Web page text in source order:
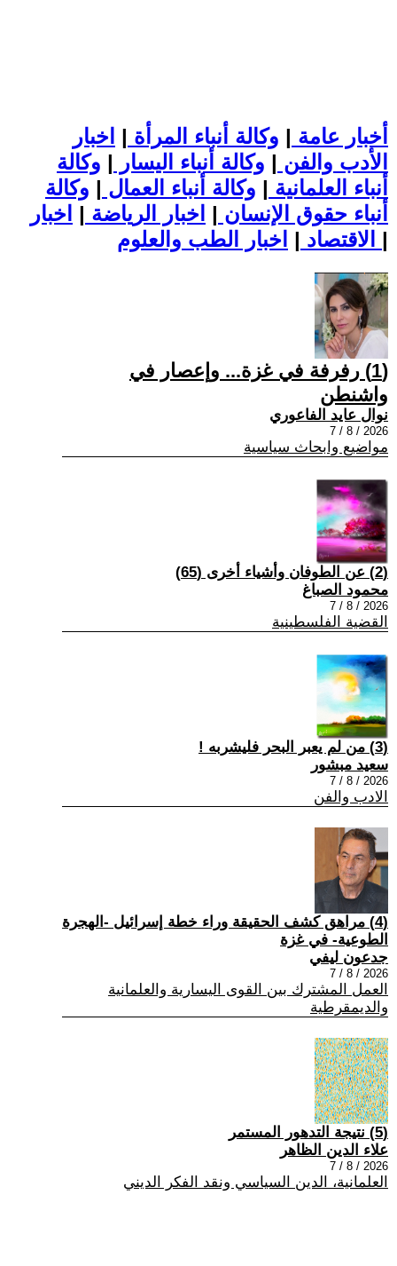
أخبار عامة | وكالة أنباء المرأة | اخبار
الأدب والفن | وكالة أنباء اليسار | وكالة
أنباء العلمانية | وكالة أنباء العمال | وكالة
أنباء حقوق الإنسان | اخبار الرياضة | اخبار
الاقتصاد | |
(1) رفرفة في غزة... وإعصار في
واشنطن
نوال عايد الفاعوري
2026 / 8 / 7
مواضيع وابحاث سياسية
(2) عن الطوفان وأشياء أخرى (65)
محمود الصباغ
2026 / 8 / 7
القضية الفلسطينية
(3) من لم يعبر البحر فليشربه !
سعيد مبشور
2026 / 8 / 7
الادب والفن
(4) مراهق كشف الحقيقة وراء خطة إسرائيل -الهجرة
الطوعية- في غزة
جدعون ليفي
2026 / 8 / 7
العمل المشترك بين القوى اليسارية والعلمانية
والديمقرطية
(5) نتيجة التدهور المستمر
علاء الدين الظاهر
2026 / 8 / 7
العلمانية، الدين السياسي ونقد الفكر الديني